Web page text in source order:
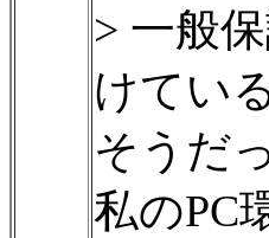
> 一般
けてい
そうだ
私のPC